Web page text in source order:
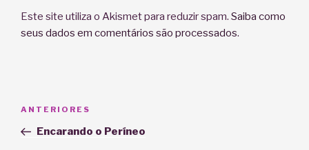
Este site utiliza o Akismet para reduzir spam. Saiba como
seus dados em comentários são processados.
Post
Post
anterior
ANTERIORES
Encarando o Períneo